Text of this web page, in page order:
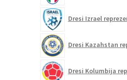
Dresi Izrael
Dresi Kazahstan
Dresi Kolumbija